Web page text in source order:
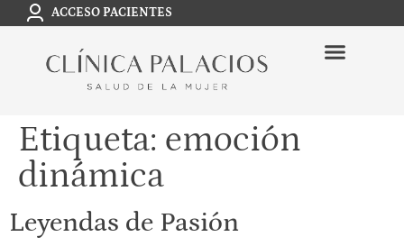
ACCESO PACIENTES
Etiqueta: emoción
dinámica
Leyendas de Pasión